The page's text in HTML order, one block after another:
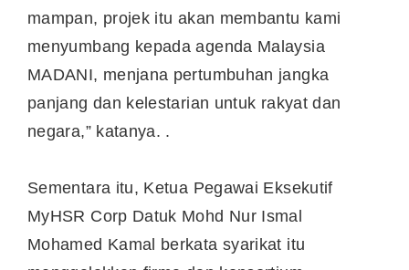
mampan, projek itu akan membantu kami
menyumbang kepada agenda Malaysia
MADANI, menjana pertumbuhan jangka
panjang dan kelestarian untuk rakyat dan
negara,” katanya. .
Sementara itu, Ketua Pegawai Eksekutif
MyHSR Corp Datuk Mohd Nur Ismal
Mohamed Kamal berkata syarikat itu